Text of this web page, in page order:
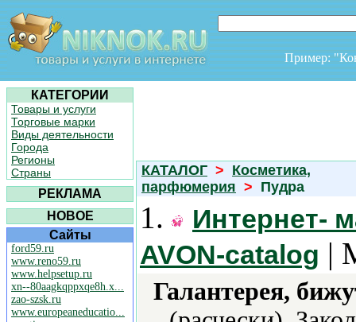
Пример:
КАТЕГОРИИ
Товары и услуги
Торговые марки
Виды деятельности
Города
Регионы
Страны
РЕКЛАМА
НОВОЕ
Сайты
ford59.ru
www.reno59.ru
www.helpsetup.ru
xn--80aagkqppxqe8h.x...
zao-szsk.ru
www.europeaneducatio...
КАТАЛОГ > Косметика,
парфюмерия > Пудра
1.
Интернет-
AVON-catalog |
Галантерея,